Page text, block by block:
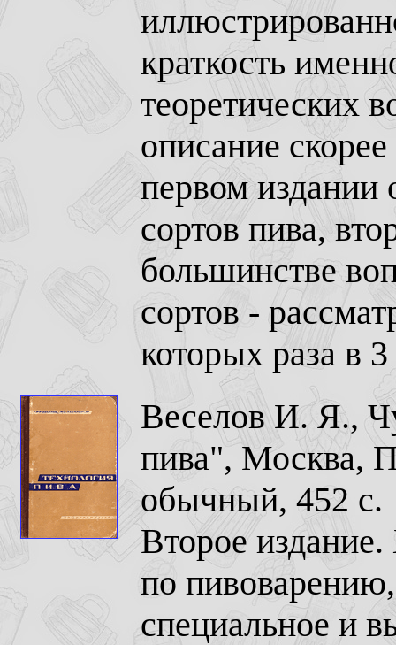
краткость
теоретических
описание
первом издании
сортов пива,
большинстве
сортов -
которых раза в
Веселов И. Я.,
пива", Москва,
обычный, 452 с.
Второе
по
специальное и